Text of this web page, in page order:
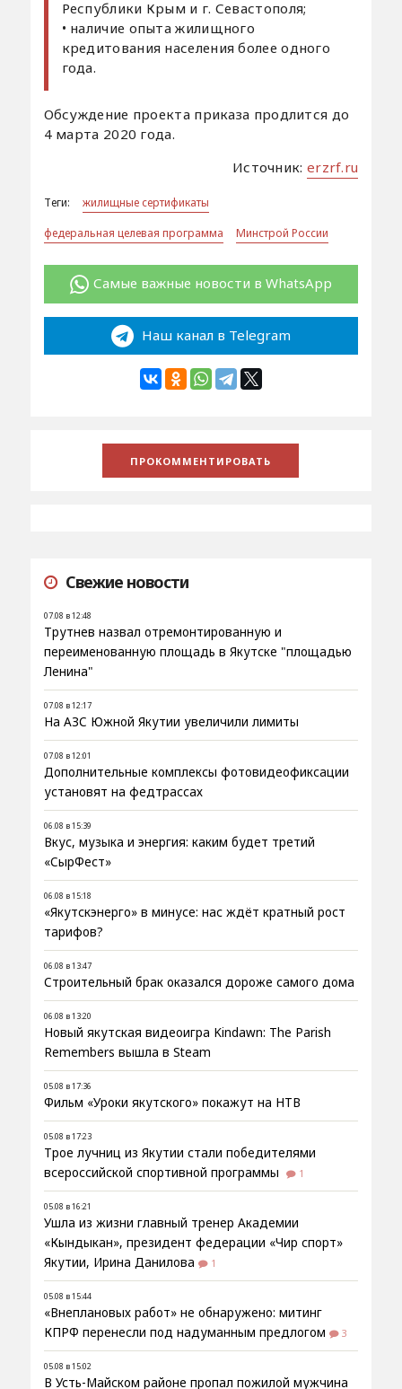
Республики Крым и г. Севастополя;
• наличие опыта жилищного
кредитования населения более одного
года.
Обсуждение проекта приказа продлится до
4 марта 2020 года.
Источник: erzrf.ru
Теги:
жилищные сертификаты
федеральная целевая программа
Минстрой России
Самые важные новости в WhatsApp
Наш канал в Telegram
Свежие новости
07.08 в 12:48
Трутнев назвал отремонтированную и
переименованную площадь в Якутске "площадью
Ленина"
07.08 в 12:17
На АЗС Южной Якутии увеличили лимиты
07.08 в 12:01
Дополнительные комплексы фотовидеофиксации
установят на федтрассах
06.08 в 15:39
Вкус, музыка и энергия: каким будет третий
«СырФест»
06.08 в 15:18
«Якутскэнерго» в минусе: нас ждёт кратный рост
тарифов?
06.08 в 13:47
Строительный брак оказался дороже самого дома
06.08 в 13:20
Новый якутская видеоигра Kindawn: The Parish
Remembers вышла в Steam
05.08 в 17:36
Фильм «Уроки якутского» покажут на НТВ
05.08 в 17:23
Трое лучниц из Якутии стали победителями
всероссийской спортивной программы
1
05.08 в 16:21
Ушла из жизни главный тренер Академии
«Кындыкан», президент федерации «Чир спорт»
Якутии, Ирина Данилова
1
05.08 в 15:44
«Внеплановых работ» не обнаружено: митинг
КПРФ перенесли под надуманным предлогом
3
05.08 в 15:02
В Усть-Майском районе пропал пожилой мужчина